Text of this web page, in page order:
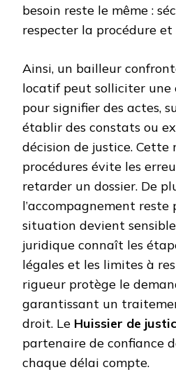
besoin reste le même :
respecter la procédure
Ainsi, un bailleur
locatif peut solliciter une
pour signifier des actes,
établir des constats ou
décision de justice. Cette
procédures évite les
retarder un dossier. De
l’accompagnement reste
situation devient
juridique connaît les
légales et les limites à
rigueur protège le
garantissant un
droit. Le Huissier de
partenaire de confiance
chaque délai compte.